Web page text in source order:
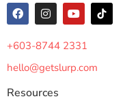
+603-8744 2331
hello@getslurp.com
Resources